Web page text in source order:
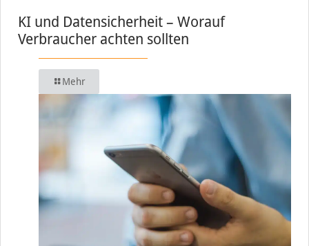
KI und Datensicherheit – Worauf
Verbraucher achten sollten
Mehr